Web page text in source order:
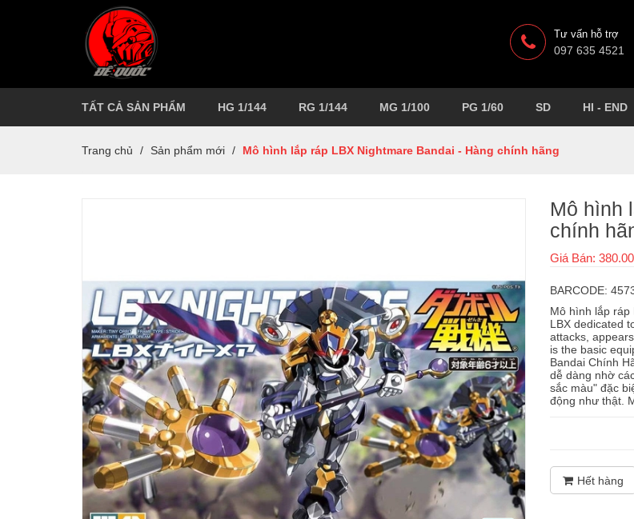
Tư vấn hỗ trợ
097 635 4521
TẤT CẢ SẢN PHẨM HG 1/144 RG 1/144 MG 1/100 PG 1/60 SD HI - END
Trang chủ / Sản phẩm mới / Mô hình lắp ráp LBX Nightmare Bandai - Hàng chính hãng
Mô hình
chính
Giá Bán:
BARCODE:
Mô hình lắp ráp
LBX dedicated
attacks,
is the basic
Bandai Chính
dễ dàng nhờ
sắc màu" đặc
động như thật.
Hết hàng